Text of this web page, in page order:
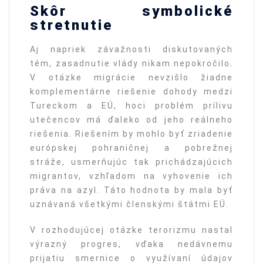
Skôr symbolické
stretnutie
Aj napriek závažnosti diskutovaných
tém, zasadnutie vlády nikam nepokročilo.
V otázke migrácie nevzišlo žiadne
komplementárne riešenie dohody medzi
Tureckom a EÚ, hoci problém prílivu
utečencov má ďaleko od jeho reálneho
riešenia. Riešením by mohlo byť zriadenie
európskej pohraničnej a pobrežnej
stráže, usmerňujúc tak prichádzajúcich
migrantov, vzhľadom na vyhovenie ich
práva na azyl. Táto hodnota by mala byť
uznávaná všetkými členskými štátmi EÚ.
V rozhodujúcej otázke terorizmu nastal
výrazný progres, vďaka nedávnemu
prijatiu smernice o využívaní údajov